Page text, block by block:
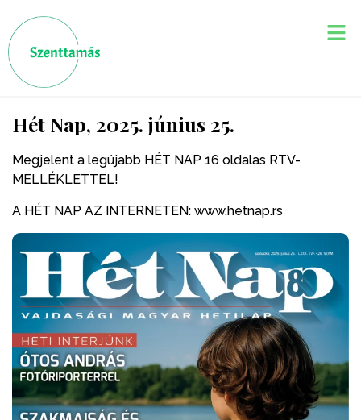
Hét Nap, 2025. június 25.
Megjelent a legújabb HÉT NAP 16 oldalas RTV-
MELLÉKLETTEL!
A HÉT NAP AZ INTERNETEN: www.hetnap.rs